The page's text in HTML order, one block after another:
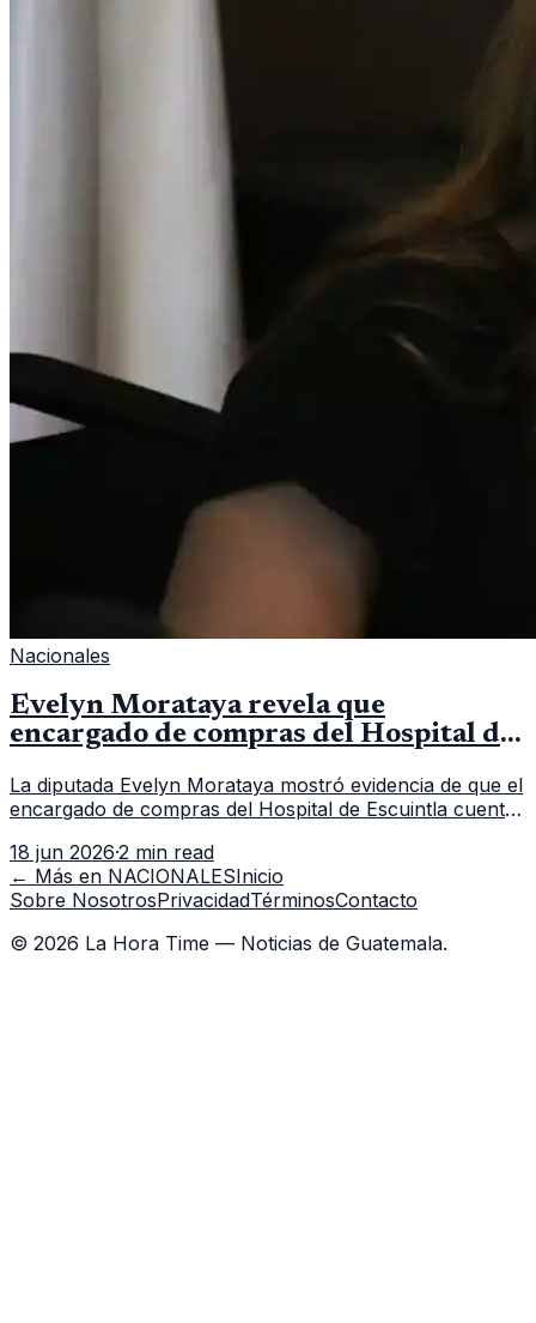
Nacionales
Evelyn Morataya revela que
encargado de compras del Hospital de
La diputada Evelyn Morataya mostró evidencia de que el
encargado de compras del Hospital de Escuintla cuenta
capacitación en la capital.
18 jun 2026·2 min read
← Más en NACIONALESInicio
Sobre NosotrosPrivacidadTérminosContacto
© 2026 La Hora Time — Noticias de Guatemala.